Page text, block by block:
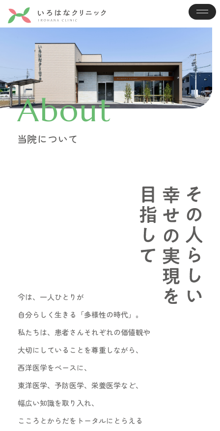
About
当院について
今は、一人ひとりが
自分らしく生きる「多様性の時代」。
私たちは、患者さんそれぞれの価値観や
大切にしていることを尊重しながら、
西洋医学をベースに、
東洋医学、予防医学、栄養医学など、
幅広い知識を取り入れ、
こころとからだをトータルにとらえる